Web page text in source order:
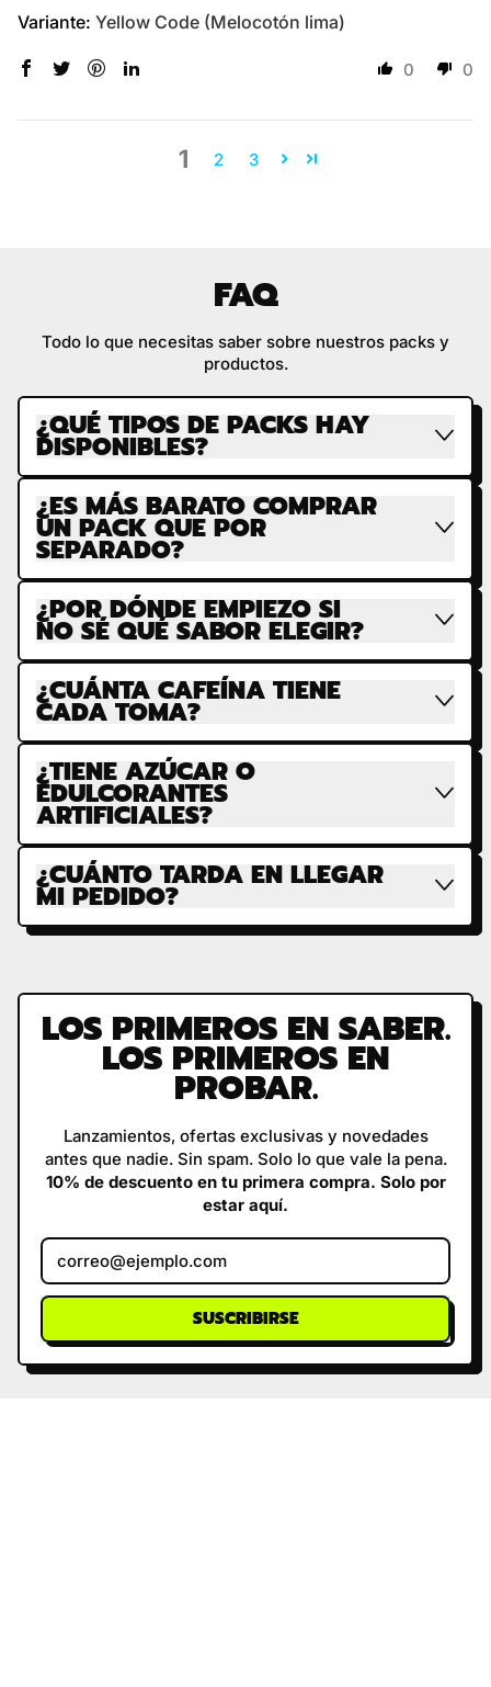
Yellow Code (Melocotón lima)
0 0
1 2 3
FAQ
Todo lo que necesitas saber sobre nuestros packs y
productos.
¿QUÉ TIPOS DE PACKS HAY
DISPONIBLES?
¿ES MÁS BARATO COMPRAR
UN PACK QUE POR
SEPARADO?
¿POR DÓNDE EMPIEZO SI
NO SÉ QUÉ SABOR ELEGIR?
¿CUÁNTA CAFEÍNA TIENE
CADA TOMA?
¿TIENE AZÚCAR O
EDULCORANTES
ARTIFICIALES?
¿CUÁNTO TARDA EN LLEGAR
MI PEDIDO?
LOS PRIMEROS EN SABER.
LOS PRIMEROS EN
PROBAR.
Lanzamientos, ofertas exclusivas y novedades
antes que nadie. Sin spam. Solo lo que vale la pena.
10% de descuento en tu primera compra. Solo por
estar aquí.
Dirección de correo
SUSCRIBIRSE